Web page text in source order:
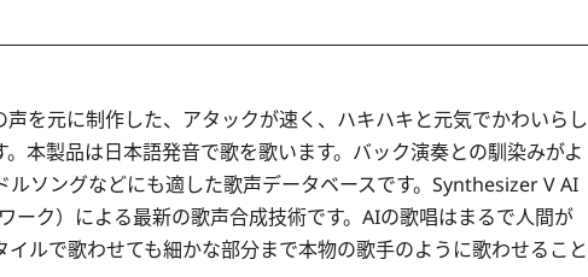
を元に制作した、アタックが速く、ハキハキと元気でかわいらし
本製品は日本語発音で歌を歌います。バック演奏との馴染みがよ
ソングなどにも適した歌声データベースです。Synthesizer V AI
ク）による最新の歌声合成技術です。AIの歌唱はまるで人間が
ルで歌わせても細かな部分まで本物の歌手のように歌わせること